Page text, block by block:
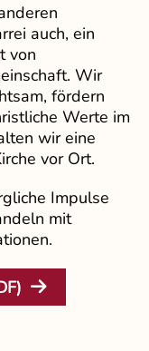
auch, ein
von
Wir
fördern
Werte im
wir eine
vor Ort.
Impulse
mit